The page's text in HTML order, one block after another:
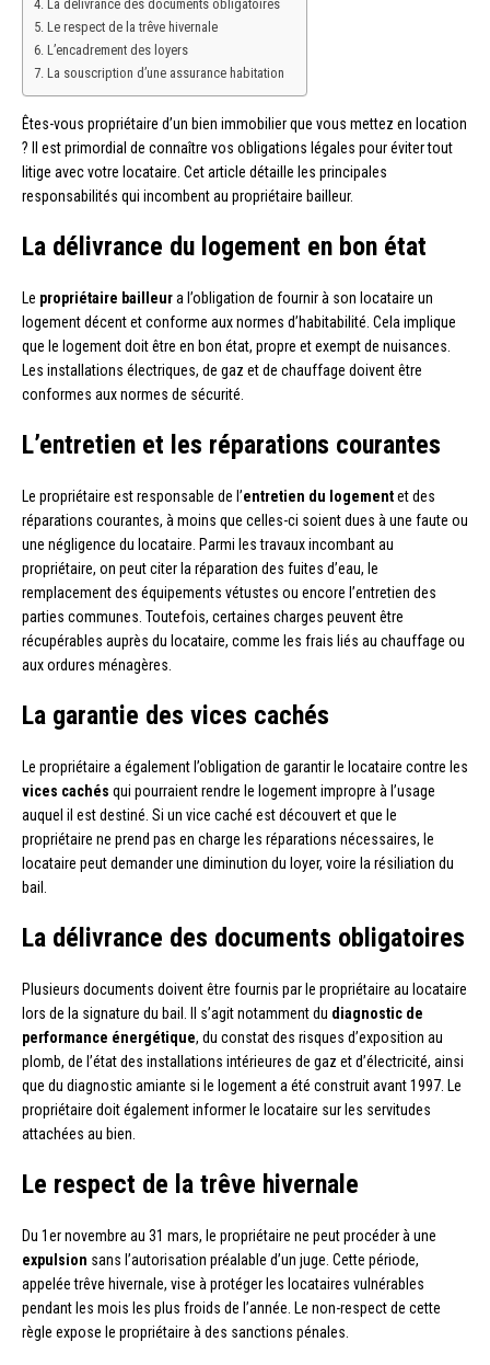
La délivrance des documents obligatoires
Le respect de la trêve hivernale
L’encadrement des loyers
La souscription d’une assurance habitation
Êtes-vous propriétaire d’un bien immobilier que vous mettez en location
? Il est primordial de connaître vos obligations légales pour éviter tout
litige avec votre locataire. Cet article détaille les principales
responsabilités qui incombent au propriétaire bailleur.
La délivrance du logement en bon état
Le propriétaire bailleura l’obligation de fournir à son locataire un
logement décent et conforme aux normes d’habitabilité. Cela implique
que le logement doit être en bon état, propre et exempt de nuisances.
Les installations électriques, de gaz et de chauffage doivent être
conformes aux normes de sécurité.
L’entretien et les réparations courantes
Le propriétaire est responsable de l’entretien du logementet des
réparations courantes, à moins que celles-ci soient dues à une faute ou
une négligence du locataire. Parmi les travaux incombant au
propriétaire, on peut citer la réparation des fuites d’eau, le
remplacement des équipements vétustes ou encore l’entretien des
parties communes. Toutefois, certaines charges peuvent être
récupérables auprès du locataire, comme les frais liés au chauffage ou
aux ordures ménagères.
La garantie des vices cachés
Le propriétaire a également l’obligation de garantir le locataire contre les
vices cachés qui pourraient rendre le logement impropre à l’usage
auquel il est destiné. Si un vice caché est découvert et que le
propriétaire ne prend pas en charge les réparations nécessaires, le
locataire peut demander une diminution du loyer, voire la résiliation du
bail.
La délivrance des documents obligatoires
Plusieurs documents doivent être fournis par le propriétaire au locataire
lors de la signature du bail. Il s’agit notamment du diagnostic de
performance énergétique, du constat des risques d’exposition au
plomb, de l’état des installations intérieures de gaz et d’électricité, ainsi
que du diagnostic amiante si le logement a été construit avant 1997. Le
propriétaire doit également informer le locataire sur les servitudes
attachées au bien.
Le respect de la trêve hivernale
Du 1er novembre au 31 mars, le propriétaire ne peut procéder à une
expulsion sans l’autorisation préalable d’un juge. Cette période,
appelée trêve hivernale, vise à protéger les locataires vulnérables
pendant les mois les plus froids de l’année. Le non-respect de cette
règle expose le propriétaire à des sanctions pénales.